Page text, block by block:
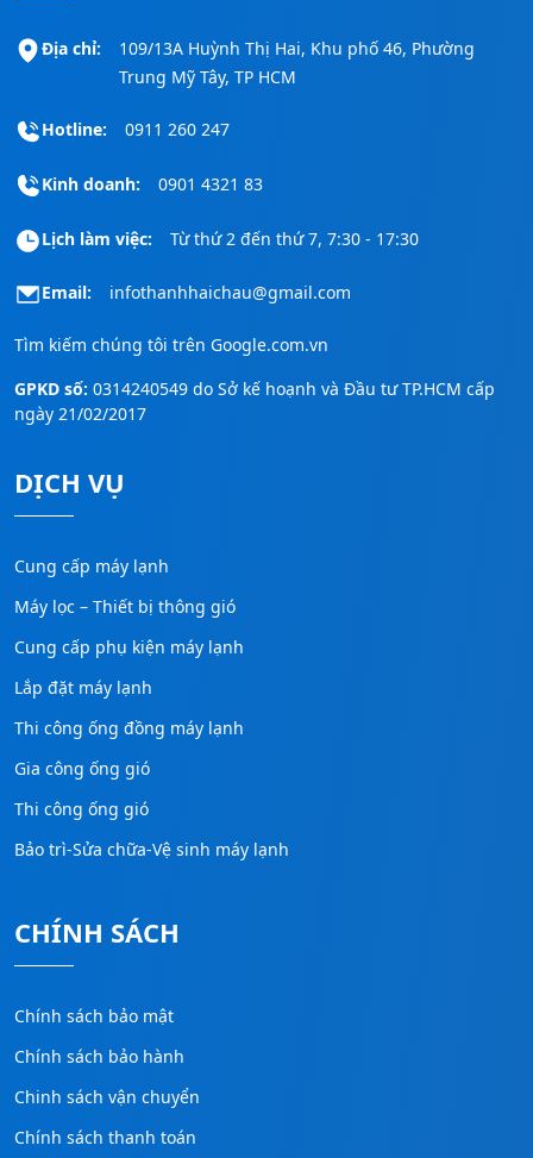
Địa chỉ:
109/13A Huỳnh Thị Hai, Khu phố 46, Phường
Trung Mỹ Tây, TP HCM
Hotline: 0911 260 247
Kinh doanh: 0901 4321 83
Lịch làm việc: Từ thứ 2 đến thứ 7, 7:30 - 17:30
Email: infothanhhaichau@gmail.com
Tìm kiếm chúng tôi trên Google.com.vn
GPKD số: 0314240549 do Sở kế hoạnh và Đầu tư TP.HCM cấp
ngày 21/02/2017
DỊCH VỤ
Cung cấp máy lạnh
Máy lọc – Thiết bị thông gió
Cung cấp phụ kiện máy lạnh
Lắp đặt máy lạnh
Thi công ống đồng máy lạnh
Gia công ống gió
Thi công ống gió
Bảo trì-Sửa chữa-Vệ sinh máy lạnh
CHÍNH SÁCH
Chính sách bảo mật
Chính sách bảo hành
Chinh sách vận chuyển
Chính sách thanh toán